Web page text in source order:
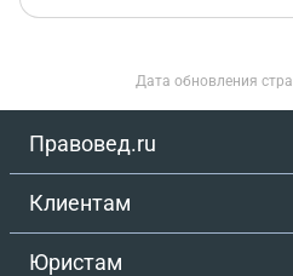
Дата обновления
Правовед.ru
Клиентам
Юристам